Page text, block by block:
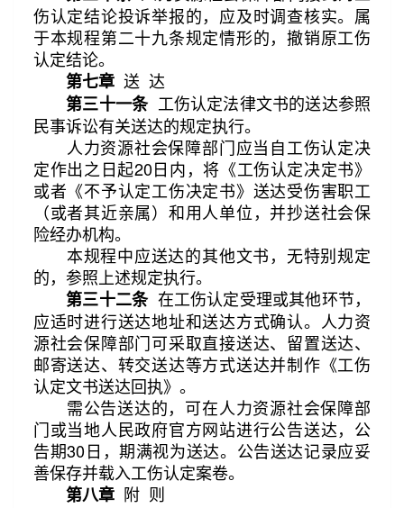
伤认定结论投诉举报的，应及时调查核实。属
于本规程第二十九条规定情形的，撤销原工伤
认定结论。
第七章 送 达
第三十一条工伤认定法律文书的送达参照
民事诉讼有关送达的规定执行。
人力资源社会保障部门应当自工伤认定决
定作出之日起20日内，将《工伤认定决定书》
或者《不予认定工伤决定书》送达受伤害职工
（或者其近亲属）和用人单位，并抄送社会保
险经办机构。
本规程中应送达的其他文书，无特别规定
的，参照上述规定执行。
第三十二条在工伤认定受理或其他环节，
应适时进行送达地址和送达方式确认。人力资
源社会保障部门可采取直接送达、留置送达、
邮寄送达、转交送达等方式送达并制作《工伤
认定文书送达回执》。
需公告送达的，可在人力资源社会保障部
门或当地人民政府官方网站进行公告送达，公
告期30日，期满视为送达。公告送达记录应妥
善保存并载入工伤认定案卷。
第八章 附 则